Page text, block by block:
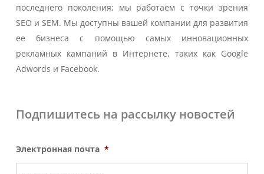
последнего поколения; мы работаем с точки зрения
SEO и SEM. Мы доступны вашей компании для развития
ее бизнеса с помощью самых инновационных
рекламных кампаний в Интернете, таких как Google
Adwords и Facebook.
Подпишитесь на рассылку новостей
Электронная почта *